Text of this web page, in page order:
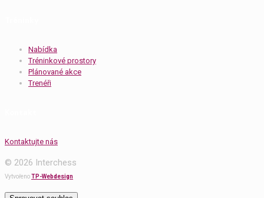
Nabídka
Tréninkové prostory
Plánované akce
Trenéři
Kontaktujte nás
© 2026 Interchess
VytvořenoTP-Webdesign